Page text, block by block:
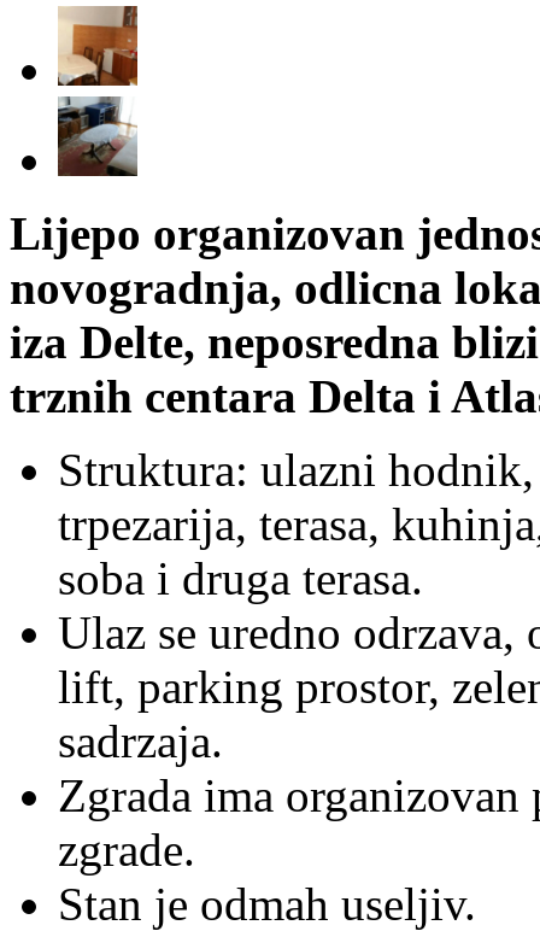
Lijepo organizovan
novogradnja, odlicna
iza Delte, neposredna
trznih centara Delta i
Struktura: ulazni
trpezarija, terasa,
soba i druga terasa.
Ulaz se uredno odrzava,
lift, parking prostor,
sadrzaja.
Zgrada ima organizovan
zgrade.
Stan je odmah useljiv.